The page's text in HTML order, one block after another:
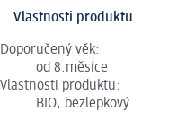
Vlastnosti produktu
Doporučený věk:
od 8.měsíce
Vlastnosti produktu:
BIO, bezlepkový